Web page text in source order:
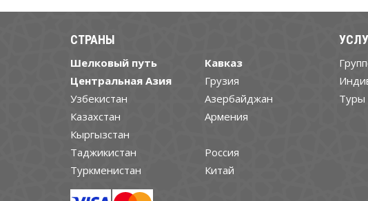
СТРАНЫ
Шелковый путь
Центральная Азия
Узбекистан
Казахстан
Кыргызстан
Таджикистан
Туркменистан
Кавказ
Грузия
Азербайджан
Армения
Россия
Китай
Туры